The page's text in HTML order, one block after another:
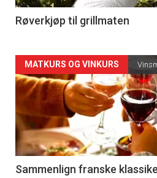
4
Røverkjøp til grillmaten
Forsiden
akkurat
nå
-
5
MATKURS OG VINKURS
Sammenlign franske